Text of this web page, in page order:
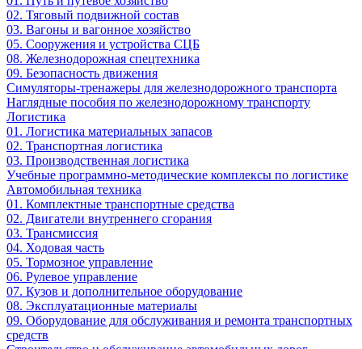
02. Тяговый подвижной состав
03. Вагоны и вагонное хозяйство
05. Сооружения и устройства СЦБ
08. Железнодорожная спецтехника
09. Безопасность движения
Симуляторы-тренажеры для железнодорожного транспорта
Наглядные пособия по железнодорожному транспорту
Логистика
01. Логистика материальных запасов
02. Транспортная логистика
03. Производственная логистика
Учебные программно-методические комплексы по логистике
Автомобильная техника
01. Комплектные транспортные средства
02. Двигатели внутреннего сгорания
03. Трансмиссия
04. Ходовая часть
05. Тормозное управление
06. Рулевое управление
07. Кузов и дополнительное оборудование
08. Эксплуатационные материалы
09. Оборудование для обслуживания и ремонта транспортных
средств